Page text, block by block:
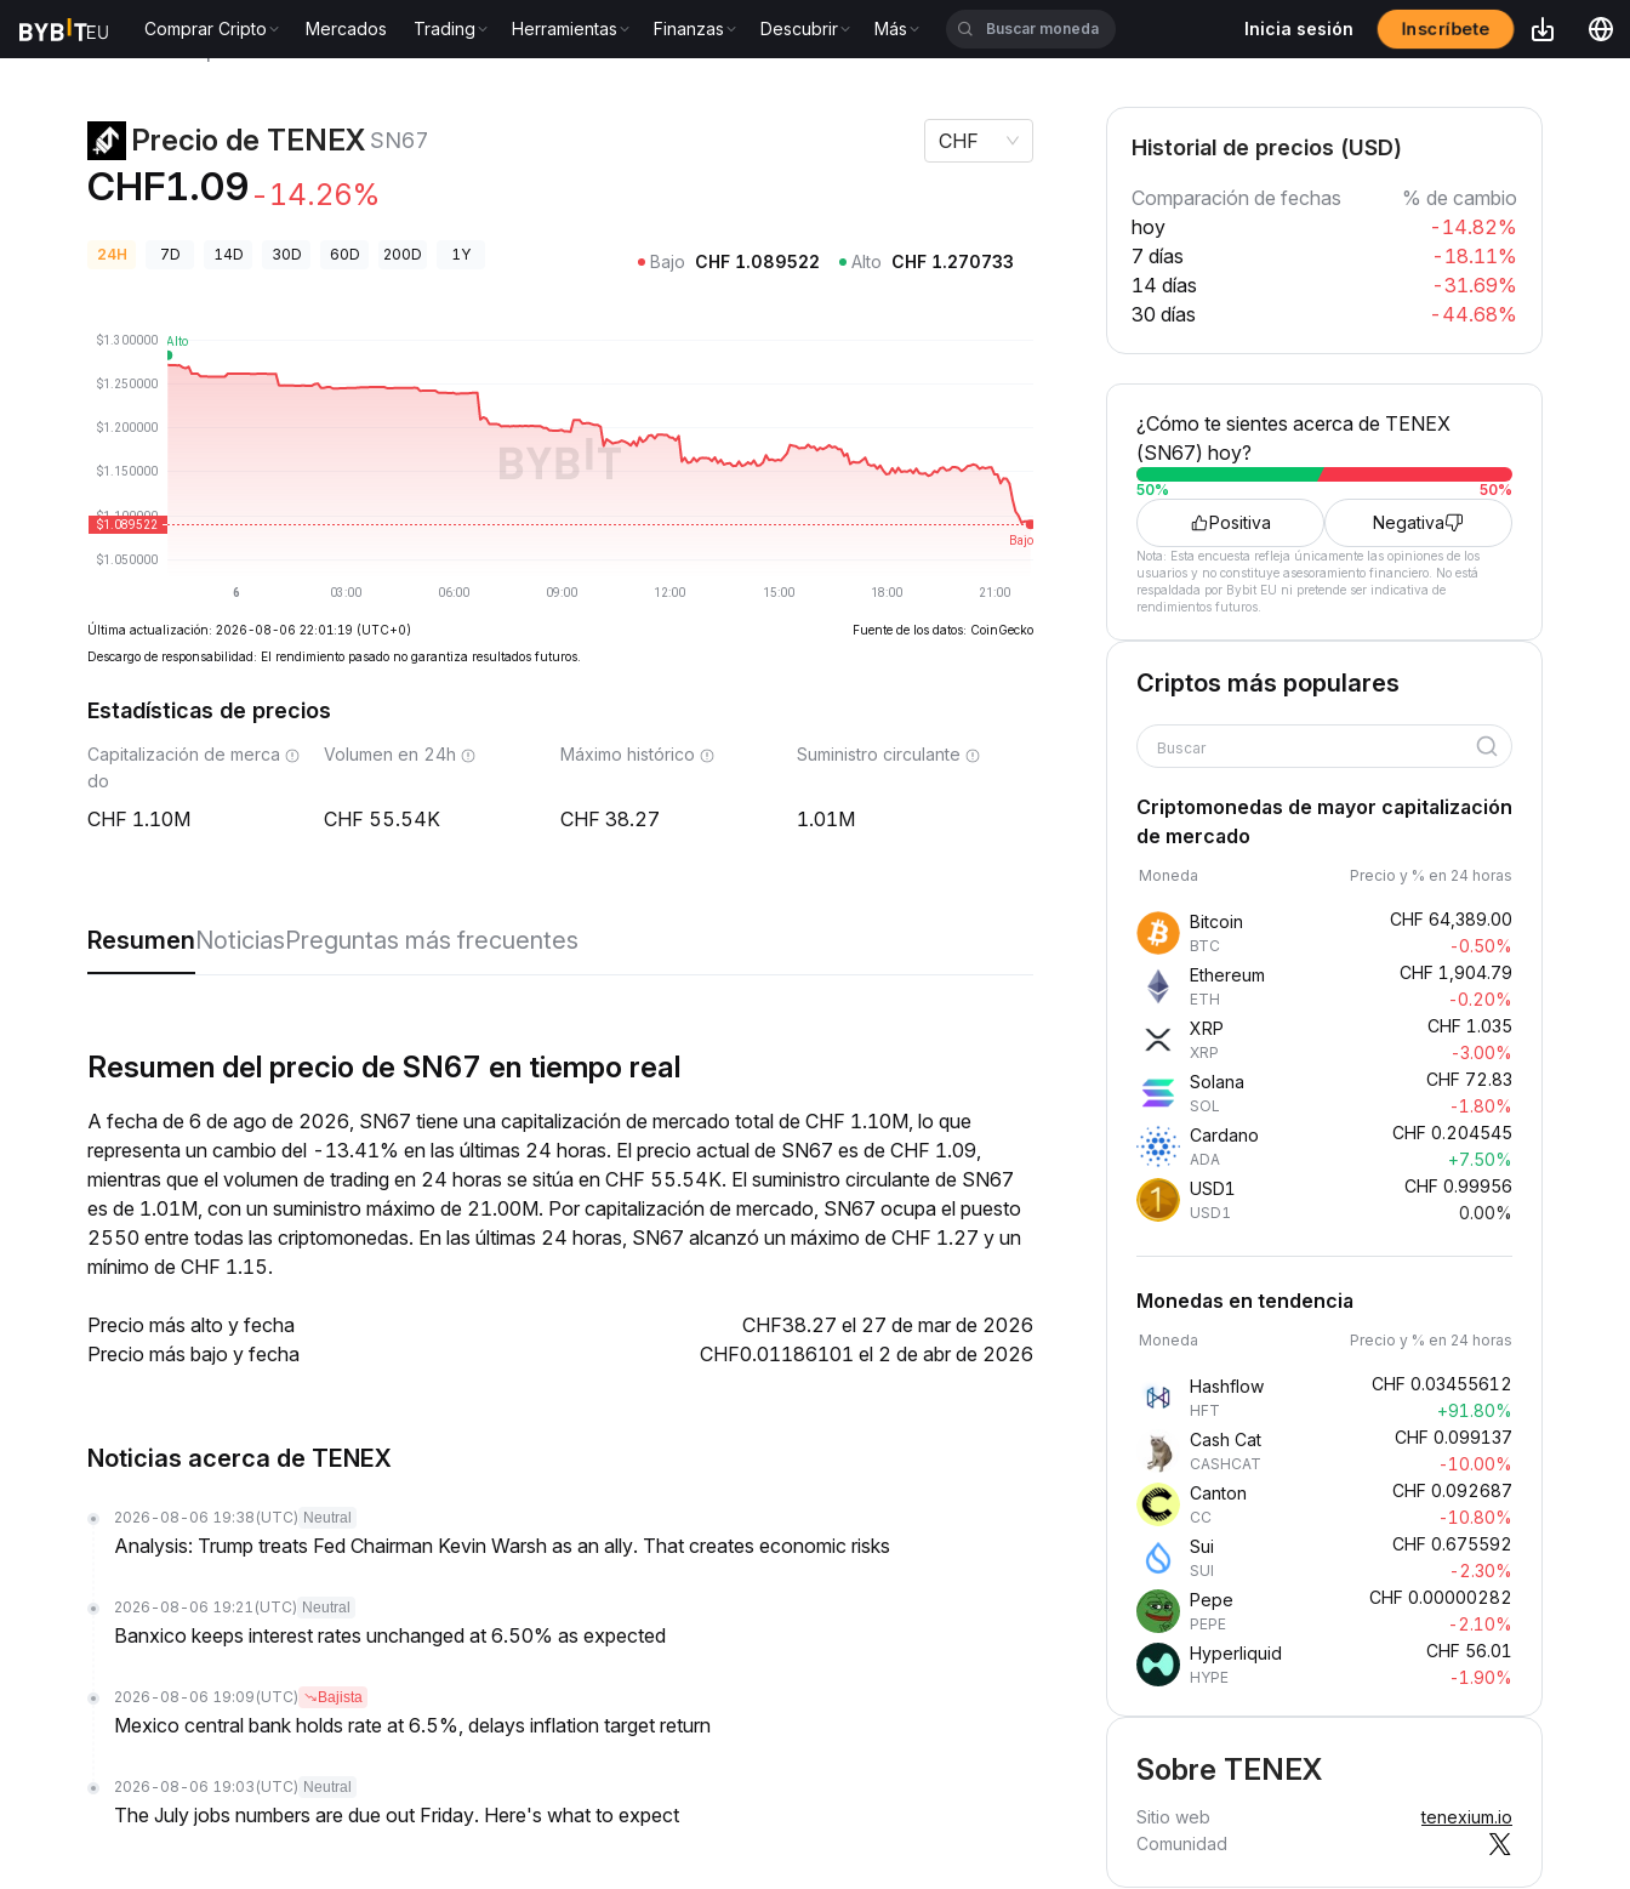
Comprar Cripto Mercados Trading Herramientas Finanzas Descubrir Más Inicia sesión Inscríbete
Precio de TENEX SN67
CHF1.09 -14.26%
CHF
24H 7D 14D 30D 60D 200D 1Y Bajo CHF 1.089522 Alto CHF 1.270733
Última actualización: 2026-08-06 22:01:19 (UTC+0)
Fuente de los datos: CoinGecko
Descargo de responsabilidad: El rendimiento pasado no garantiza resultados futuros.
Estadísticas de precios
Capitalización de merca
do
1.10M
Volumen en 24h
55.54K
Máximo histórico
38.27
Suministro circulante
1.01M
ResumenNoticiasPreguntas más frecuentes
Resumen del precio de SN67 en tiempo real
A fecha de 6 de ago de 2026, SN67 tiene una capitalización de mercado total de CHF 1.10M, lo que
representa un cambio del -13.41% en las últimas 24 horas. El precio actual de SN67 es de CHF 1.09,
mientras que el volumen de trading en 24 horas se sitúa en CHF 55.54K. El suministro circulante de SN67
es de 1.01M, con un suministro máximo de 21.00M. Por capitalización de mercado, SN67 ocupa el puesto
2550 entre todas las criptomonedas. En las últimas 24 horas, SN67 alcanzó un máximo de CHF 1.27 y un
mínimo de CHF 1.15.
Precio más alto y fecha
CHF38.27 el 27 de mar de 2026
Precio más bajo y fecha
CHF0.01186101 el 2 de abr de 2026
Noticias acerca de TENEX
2026-08-06 19:38 (UTC) Neutral
Analysis: Trump treats Fed Chairman Kevin Warsh as an ally. That creates economic risks
2026-08-06 19:21 (UTC) Neutral
Banxico keeps interest rates unchanged at 6.50% as expected
2026-08-06 19:09 (UTC) Bajista
Mexico central bank holds rate at 6.5%, delays inflation target return
2026-08-06 19:03 (UTC) Neutral
The July jobs numbers are due out Friday. Here's what to expect
Historial de precios (USD)
Comparación de fechas
% de cambio
hoy
-14.82%
7 días
-18.11%
14 días
-31.69%
30 días
-44.68%
¿Cómo te sientes acerca de TENEX
(SN67) hoy?
50% 50%
Positiva Negativa
Nota: Esta encuesta refleja únicamente las opiniones de los
usuarios y no constituye asesoramiento financiero. No está
respaldada por Bybit EU ni pretende ser indicativa de
rendimientos futuros.
Criptos más populares
Buscar
Criptomonedas de mayor capitalización
de mercado
Moneda Precio y % en 24 horas
Bitcoin
BTC
CHF 64,389.00
-0.50%
Ethereum
ETH
CHF 1,904.79
-0.20%
XRP
XRP
CHF 1.035
-3.00%
Solana
SOL
CHF 72.83
-1.80%
Cardano
ADA
CHF 0.204545
+7.50%
USD1
USD1
CHF 0.99956
0.00%
Monedas en tendencia
Moneda Precio y % en 24 horas
Hashflow
HFT
CHF 0.03455612
+91.80%
Cash Cat
CASHCAT
CHF 0.099137
-10.00%
Canton
CC
CHF 0.092687
-10.80%
Sui
SUI
CHF 0.675592
-2.30%
Pepe
PEPE
CHF 0.00000282
-2.10%
Hyperliquid
HYPE
CHF 56.01
-1.90%
Sobre TENEX
Sitio web
tenexium.io
Comunidad